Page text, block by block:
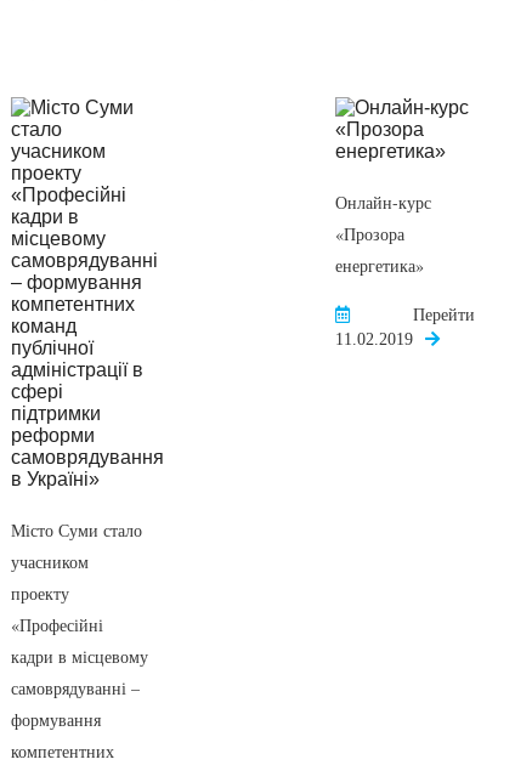
Місто Суми стало
учасником
проекту
«Професійні
кадри в місцевому
самоврядуванні –
формування
компетентних
Онлайн-курс
«Прозора
енергетика»
11.02.2019
Перейти